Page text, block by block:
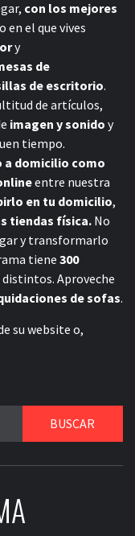
con los mejores
en el que vives
y
de
de escritorio.
de artículos,
imagen y sonido y
tiempo.
a domicilio como
entre nuestra
en tu domicilio,
tiendas física. No
y transformarlo
tiene 300
distintos. Aproveche
de sofas.
su website o,